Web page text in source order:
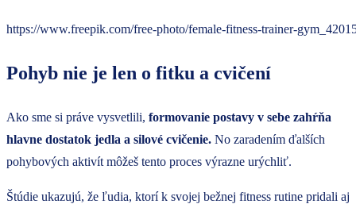
https://www.freepik.com/free-photo/female-fitness-trainer-
Pohyb nie je len o fitku a cvičení
Ako sme si práve vysvetlili, formovanie postavy v sebe zahŕňa
hlavne dostatok jedla a silové cvičenie. No zaradením ďalších
pohybových aktivít môžeš tento proces výrazne urýchliť.
Štúdie ukazujú, že ľudia, ktorí k svojej bežnej fitness rutine pridali aj